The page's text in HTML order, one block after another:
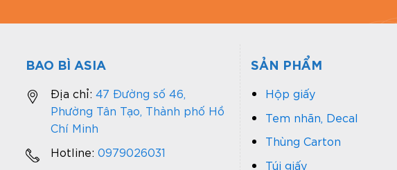
BAO BÌ ASIA
Địa chỉ: 47 Đường số 46,
Phường Tân Tạo, Thành phố Hồ
Chí Minh
Hotline: 0979026031
SẢN PHẨM
Hộp giấy
Tem nhãn, Decal
Thùng Carton
Túi giấy